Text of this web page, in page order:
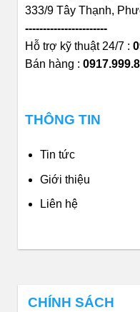
333/9 Tây Thạnh,
-----------------------
Hỗ trợ kỹ thuật 24/7 :
Bán hàng :
THÔNG TIN
Tin tức
Giới thiệu
Liên hệ
CHÍNH SÁCH